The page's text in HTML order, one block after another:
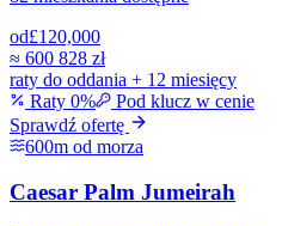
od£120,000
≈ 600 828 zł
raty do oddania + 12 miesięcy
Raty 0%
Pod klucz w cenie
Sprawdź ofertę
600m od morza
Caesar Palm Jumeirah